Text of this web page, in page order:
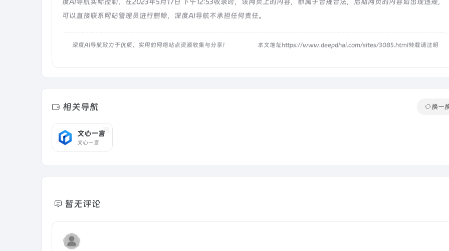
可以直接联系网站管理员进行删除，深度AI导航不承担任何责任。
深度AI导航致力于优质、实用的网络站点资源收集与分享！ 本文地址https://www.deepdhai.com/sites/3085.html转载请注明
相关导航 换一
文心一言
文心一言
暂无评论